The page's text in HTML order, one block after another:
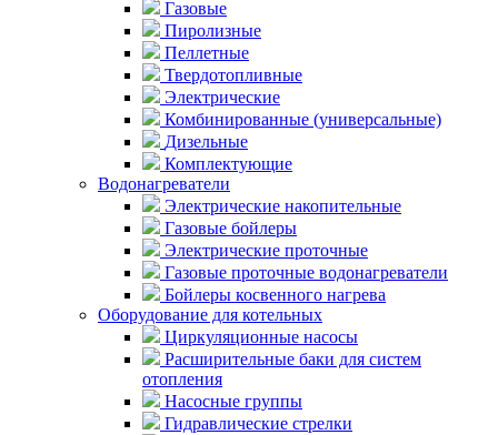
Газовые
Пиролизные
Пеллетные
Твердотопливные
Электрические
Комбинированные (универсальные)
Дизельные
Комплектующие
Водонагреватели
Электрические накопительные
Газовые бойлеры
Электрические проточные
Газовые проточные водонагреватели
Бойлеры косвенного нагрева
Оборудование для котельных
Циркуляционные насосы
Расширительные баки для систем
отопления
Насосные группы
Гидравлические стрелки